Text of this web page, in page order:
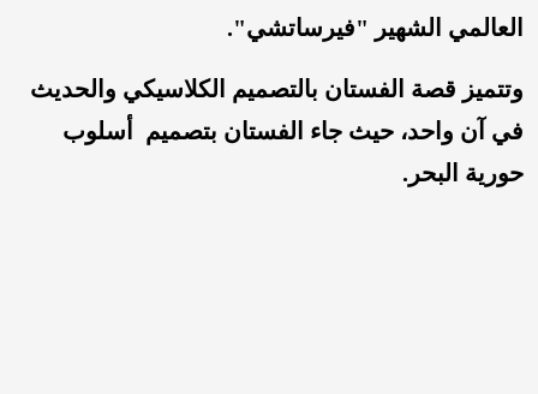
العالمي الشهير "فيرساتشي".
وتتميز قصة الفستان بالتصميم الكلاسيكي والحديث
في آن واحد، حيث جاء الفستان بتصميم أسلوب
حورية البحر.